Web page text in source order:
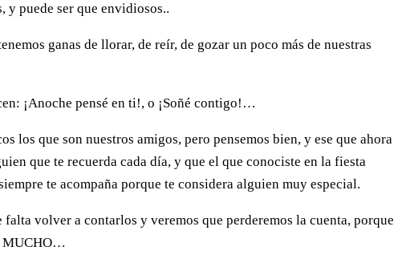
y puede ser que envidiosos..
ganas de llorar, de reír, de gozar un poco más de nuestras
¡Anoche pen­sé en ti!, o ¡Soñé contigo!…
los que son nues­tros amigos, pero pensemos bien, y ese que ahora
que te recuerda cada día, y que el que conociste en la fiesta
te acompa­ña porque te considera alguien muy especial.
falta volver a con­tarlos y veremos que perderemos la cuenta, porque
MUCHO…